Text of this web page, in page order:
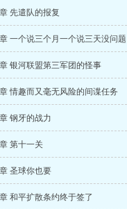
先遣队的报复
一个说三个月一个说三天没问题
银河联盟第三军团的怪事
情趣而又毫无风险的间谍任务
钢牙的战力
第十一关
圣球你也要
和平扩散条约终于签了